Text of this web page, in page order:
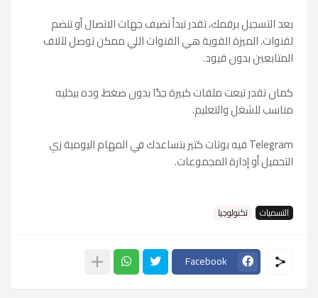
بعد التسجيل برقمك، تقدر تبدأ تضيف جهات الاتصال أو تنضم
لقنوات. الميزة القوية هي القنوات اللي ممكن توصل لآلاف
المتابعين بدون قيود.
كمان تقدر تبعت ملفات كبيرة جدًا بدون ضغط، وده بيخليه
مناسب للشغل والتعليم.
Telegram فيه بوتات كتير بتساعدك في المهام اليومية زي
التحميل أو إدارة المجموعات.
التسميات تكنولوجيا
Facebook